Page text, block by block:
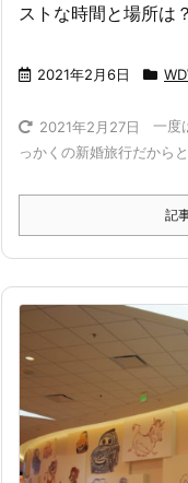
ストな時間と場所は
2021年2月6日
2021年2月27日 一度
っかくの新婚旅行だから
記